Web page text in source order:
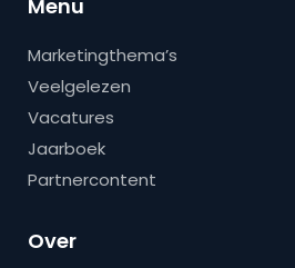
Menu
Marketingthema’s
Veelgelezen
Vacatures
Jaarboek
Partnercontent
Over